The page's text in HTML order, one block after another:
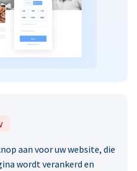
aan voor uw website, die
wordt verankerd en